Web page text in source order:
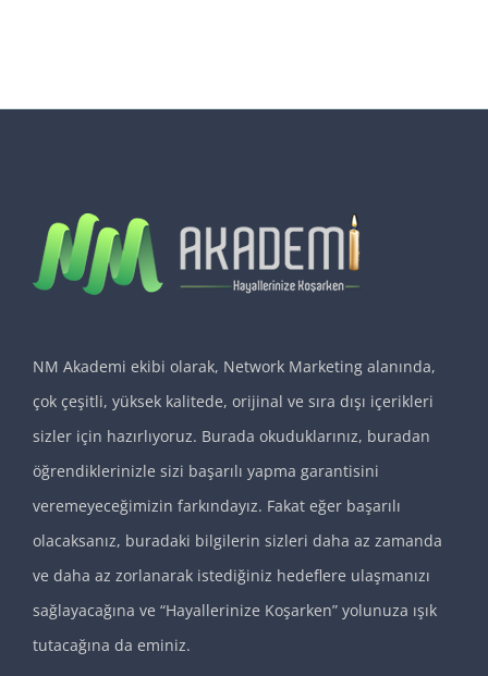
NM Akademi ekibi olarak, Network Marketing alanında,
çok çeşitli, yüksek kalitede, orijinal ve sıra dışı içerikleri
sizler için hazırlıyoruz. Burada okuduklarınız, buradan
öğrendiklerinizle sizi başarılı yapma garantisini
veremeyeceğimizin farkındayız. Fakat eğer başarılı
olacaksanız, buradaki bilgilerin sizleri daha az zamanda
ve daha az zorlanarak istediğiniz hedeflere ulaşmanızı
sağlayacağına ve “Hayallerinize Koşarken” yolunuza ışık
tutacağına da eminiz.